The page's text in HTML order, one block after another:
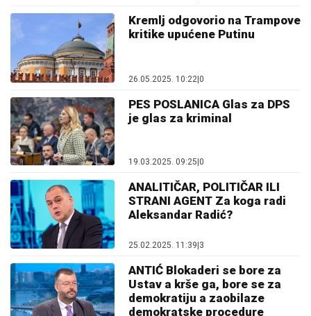
Kremlj odgovorio na Trampove
kritike upućene Putinu
26.05.2025. 10:22 0
PES POSLANICA Glas za DPS
je glas za kriminal
19.03.2025. 09:25|0
ANALITIČAR, POLITIČAR ILI
STRANI AGENT Za koga radi
Aleksandar Radić?
25.02.2025. 11:39 3
ANTIĆ Blokaderi se bore za
Ustav a krše ga, bore se za
demokratiju a zaobilaze
demokratske procedure